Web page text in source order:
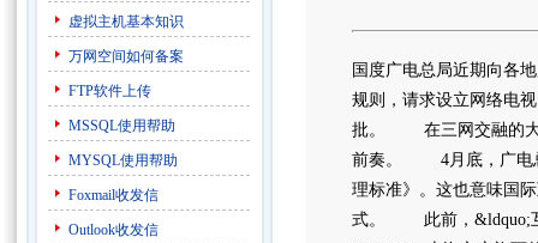
虚拟主机基本知识
万网空间如何备案
FTP软件上传
MSSQL使用帮助
MYSQL使用帮助
Foxmail收发信
Outlook收发信
国度广电总局近期向各
规则，请求设立网络电
批。 在三网交融的大
前奏。 4月底，广电总
理标准》。这也意味国
式。 此前，&ldquo;互